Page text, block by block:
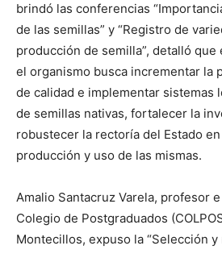
brindó las conferencias
de las semillas” y “Registro de
producción de semilla”, detalló
el organismo busca incrementar la
de calidad e implementar sistemas
de semillas nativas, fortalecer la
robustecer la rectoría del Estado
producción y uso de las mismas.
Amalio Santacruz Varela, profesor
Colegio de Postgraduados
Montecillos, expuso la “Selección